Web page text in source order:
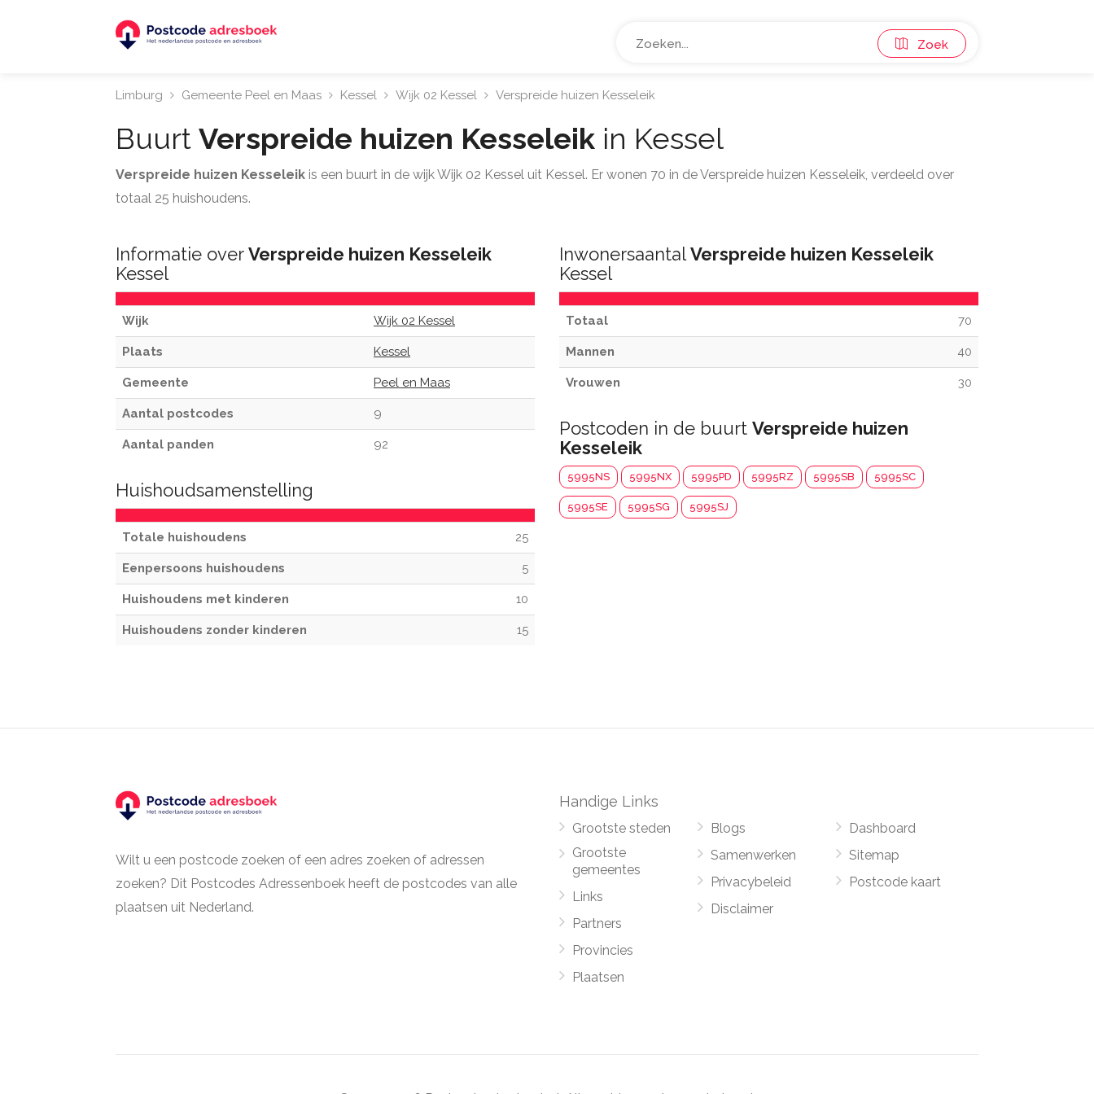
Zoek
Limburg Gemeente Peel en Maas Kessel Wijk 02 Kessel Verspreide huizen Kesseleik
Buurt Verspreide huizen Kesseleik in Kessel
Verspreide huizen Kesseleik is een buurt in de wijk Wijk 02 Kessel uit Kessel. Er wonen 70 in de Verspreide huizen Kesseleik, verdeeld over
totaal 25 huishoudens.
Informatie overVerspreide huizen Kesseleik
Kessel
Wijk Wijk 02 Kessel
Plaats Kessel
Gemeente Peel en Maas
Aantal postcodes 9
Aantal panden 92
Huishoudsamenstelling
Totale huishoudens 25
Eenpersoons huishoudens 5
Huishoudens met kinderen 10
Huishoudens zonder kinderen 15
InwonersaantalVerspreide huizen Kesseleik
Kessel
Totaal 70
Mannen 40
Vrouwen 30
Postcoden in de buurt Verspreide huizen
Kesseleik
5995NS 5995NX 5995PD 5995RZ 5995SB 5995SC
5995SE 5995SG 5995SJ
Wilt u een postcode zoeken of een adres zoeken of adressen
zoeken? Dit Postcodes Adressenboek heeft de postcodes van alle
plaatsen uit Nederland.
Handige Links
Grootste steden
Grootste
gemeentes
Links
Partners
Provincies
Plaatsen
Blogs
Samenwerken
Privacybeleid
Disclaimer
Dashboard
Sitemap
Postcode kaart